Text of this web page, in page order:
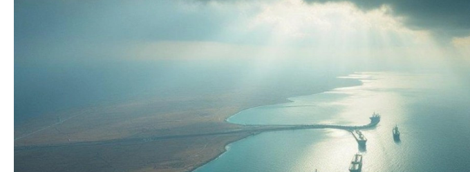
İnfoqrafika
Podcast
illik diplomatik münasibətlər tarixində
ən yüksək zirvədə qərarlaşıb